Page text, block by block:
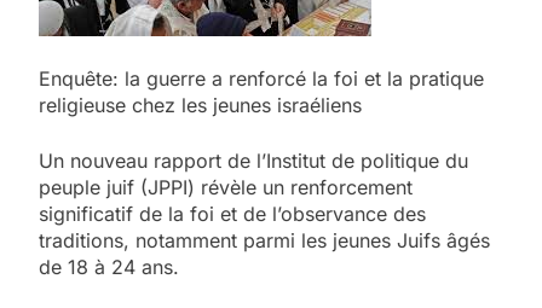
Enquête: la guerre a renforcé la foi et la pratique
religieuse chez les jeunes israéliens
Un nouveau rapport de l’Institut de politique du
peuple juif (JPPI) révèle un renforcement
significatif de la foi et de l’observance des
traditions, notamment parmi les jeunes Juifs âgés
de 18 à 24 ans.